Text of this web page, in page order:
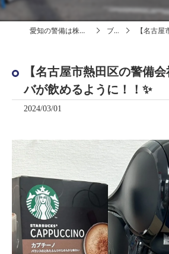
愛知の警備は株式会社アイアール ブログ 【名古屋市熱田
【名古屋市熱田区の警備
バが飲めるように！！✨
2024/03/01